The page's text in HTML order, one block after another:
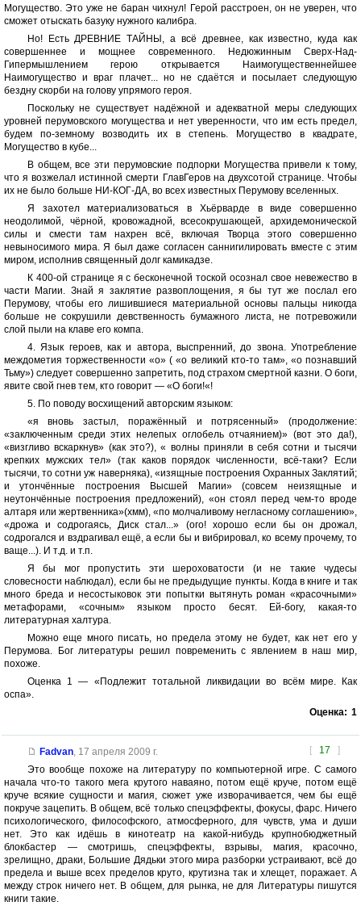
Могущество. Это уже не баран чихнул! Герой расстроен, он не уверен, что
сможет отыскать базуку нужного калибра.
Но! Есть ДРЕВНИЕ ТАЙНЫ, а всё древнее, как известно, куда как
совершеннее и мощнее современного. Недюжинным Сверх-Над-
Гипермышлением герою открывается Наимогущественнейшее
Наимогущество и враг плачет... но не сдаётся и посылает следующую
бездну скорби на голову упрямого героя.
Поскольку не существует надёжной и адекватной меры следующих
уровней перумовского могущества и нет уверенности, что им есть предел,
будем по-земному возводить их в степень. Могущество в квадрате,
Могущество в кубе...
В общем, все эти перумовские подпорки Могущества привели к тому,
что я возжелал истинной смерти ГлавГеров на двухсотой странице. Чтобы
их не было больше НИ-КОГ-ДА, во всех известных Перумову вселенных.
Я захотел материализоваться в Хьёрварде в виде совершенно
неодолимой, чёрной, кровожадной, всесокрушающей, архидемонической
силы и смести там нахрен всё, включая Творца этого совершенно
невыносимого мира. Я был даже согласен саннигилировать вместе с этим
миром, исполнив священный долг камикадзе.
К 400-ой странице я с бесконечной тоской осознал свое невежество в
части Магии. Знай я заклятие развоплощения, я бы тут же послал его
Перумову, чтобы его лишившиеся материальной основы пальцы никогда
больше не сокрушили девственность бумажного листа, не потревожили
слой пыли на клаве его компа.
4. Язык героев, как и автора, выспренний, до звона. Употребление
междометия торжественности «о» ( «о великий кто-то там», «о познавший
Тьму») следует совершенно запретить, под страхом смертной казни. О боги,
явите свой гнев тем, кто говорит — «О боги!«!
5. По поводу восхищений авторским языком:
«я вновь застыл, поражённый и потрясенный» (продолжение:
«заключенным среди этих нелепых оглобель отчаянием)» (вот это да!),
«визгливо вскаркнув» (как это?), « волны приняли в себя сотни и тысячи
крепких мужских тел» (так каков порядок численности, всё-таки? Если
тысячи, то сотни уж наверняка), «изящные построения Охранных Заклятий;
и утончённые построения Высшей Магии» (совсем неизящные и
неутончённые построения предложений), «он стоял перед чем-то вроде
алтаря или жертвенника»(хмм), «по молчаливому негласному соглашению»,
«дрожа и содрогаясь, Диск стал...» (ого! хорошо если бы он дрожал,
содрогался и вздрагивал ещё, а если бы и вибрировал, ко всему прочему, то
ваще...). И т.д. и т.п.
Я бы мог пропустить эти шероховатости (и не такие чудесы
словесности наблюдал), если бы не предыдущие пункты. Когда в книге и так
много бреда и несостыковок эти попытки вытянуть роман «красочными»
метафорами, «сочным» языком просто бесят. Ей-богу, какая-то
литературная халтура.
Можно еще много писать, но предела этому не будет, как нет его у
Перумова. Бог литературы решил повременить с явлением в наш мир,
похоже.
Оценка 1 — «Подлежит тотальной ликвидации во всём мире. Как
оспа».
Оценка: 1
[ 17 ]
Fadvan, 17 апреля 2009 г.
Это вообще похоже на литературу по компьютерной игре. С самого
начала что-то такого мега крутого наваяно, потом ещё круче, потом ещё
круче всякие сущности и магия, сюжет уже изворачивается, чем бы ещё
покруче зацепить. В общем, всё только спецэффекты, фокусы, фарс. Ничего
психологического, философского, атмосферного, для чувств, ума и души
нет. Это как идёшь в кинотеатр на какой-нибудь крупнобюджетный
блокбастер — смотришь, спецэффекты, взрывы, магия, красочно,
зрелищно, драки, Большие Дядьки этого мира разборки устраивают, всё до
предела и выше всех пределов круто, крутизна так и хлещет, поражает. А
между строк ничего нет. В общем, для рынка, не для Литературы пишутся
книги такие.